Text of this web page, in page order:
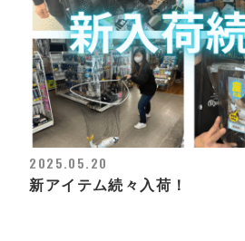
2025.05.20
新アイテム続々入荷！